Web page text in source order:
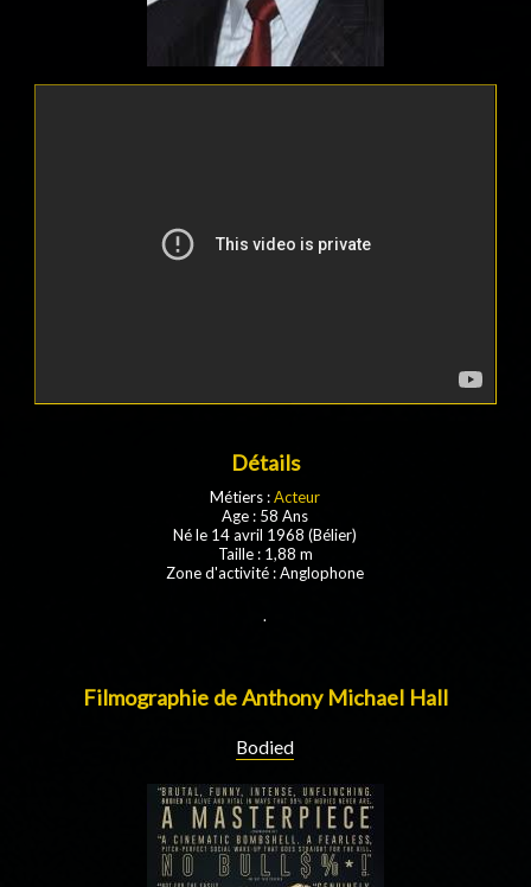
Détails
Métiers :Acteur
Age : 58 Ans
Né le 14 avril 1968 (Bélier)
Taille : 1,88 m
Zone d'activité : Anglophone
.
Filmographie de Anthony Michael Hall
Bodied